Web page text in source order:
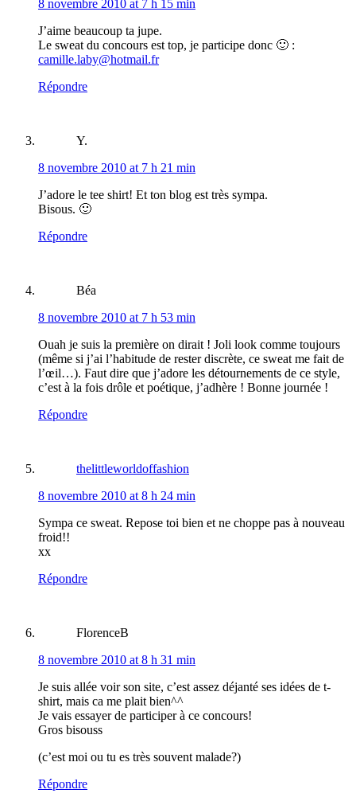
8 novembre 2010 at 7 h 15 min
J’aime beaucoup ta jupe.
Le sweat du concours est top, je participe donc 🙂 :
camille.laby@hotmail.fr
Répondre
Y.
8 novembre 2010 at 7 h 21 min
J’adore le tee shirt! Et ton blog est très sympa.
Bisous. 🙂
Répondre
Béa
8 novembre 2010 at 7 h 53 min
Ouah je suis la première on dirait ! Joli look comme toujours
(même si j’ai l’habitude de rester discrète, ce sweat me fait de
l’œil…). Faut dire que j’adore les détournements de ce style,
c’est à la fois drôle et poétique, j’adhère ! Bonne journée !
Répondre
thelittleworldoffashion
8 novembre 2010 at 8 h 24 min
Sympa ce sweat. Repose toi bien et ne choppe pas à nouveau
froid!!
xx
Répondre
FlorenceB
8 novembre 2010 at 8 h 31 min
Je suis allée voir son site, c’est assez déjanté ses idées de t-
shirt, mais ca me plait bien^^
Je vais essayer de participer à ce concours!
Gros bisouss
(c’est moi ou tu es très souvent malade?)
Répondre